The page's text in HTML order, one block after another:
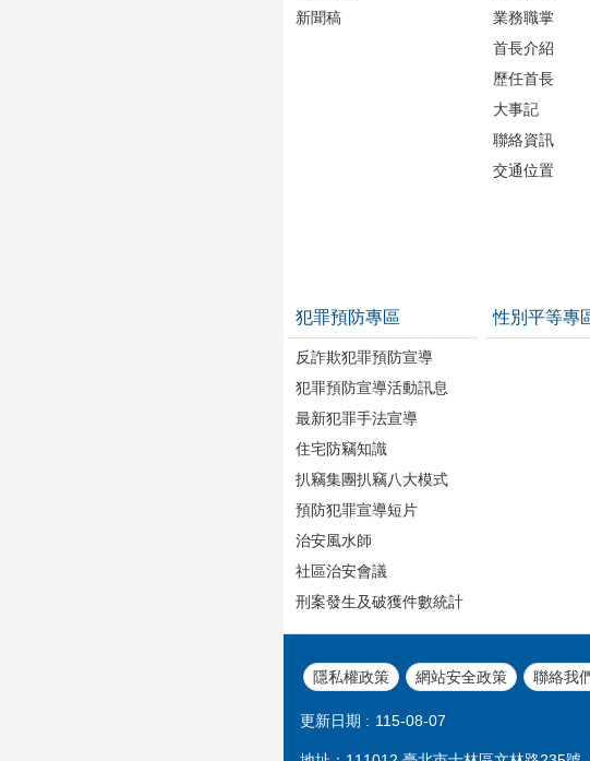
新聞稿
業務職掌
首長介紹
歷任首長
大事記
聯絡資訊
交通位置
犯罪預防專區
反詐欺犯罪預防宣導
犯罪預防宣導活動訊息
最新犯罪手法宣導
住宅防竊知識
扒竊集團扒竊八大模式
預防犯罪宣導短片
治安風水師
社區治安會議
刑案發生及破獲件數統計
性別平等專
隱私權政策 網站安全政策 聯絡我
更新日期 115-08-07